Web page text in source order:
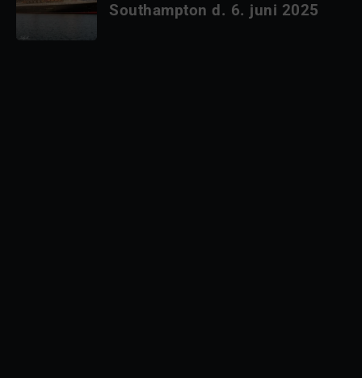
Southampton d. 6. juni 2025